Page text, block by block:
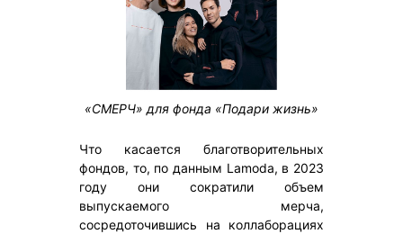
«СМЕРЧ» для фонда «Подари жизнь»
Что касается благотворительных
фондов, то, по данным Lamoda, в 2023
году они сократили объем
выпускаемого мерча,
сосредоточившись на коллаборациях